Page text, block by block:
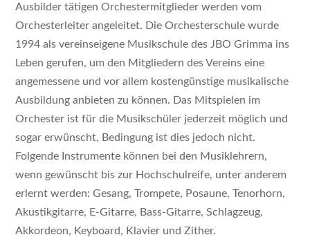
Ausbilder tätigen Orchestermitglieder werden vom
Orchesterleiter angeleitet. Die Orchesterschule wurde
1994 als vereinseigene Musikschule des JBO Grimma ins
Leben gerufen, um den Mitgliedern des Vereins eine
angemessene und vor allem kostengünstige musikalische
Ausbildung anbieten zu können. Das Mitspielen im
Orchester ist für die Musikschüler jederzeit möglich und
sogar erwünscht, Bedingung ist dies jedoch nicht.
Folgende Instrumente können bei den Musiklehrern,
wenn gewünscht bis zur Hochschulreife, unter anderem
erlernt werden: Gesang, Trompete, Posaune, Tenorhorn,
Akustikgitarre, E-Gitarre, Bass-Gitarre, Schlagzeug,
Akkordeon, Keyboard, Klavier und Zither.